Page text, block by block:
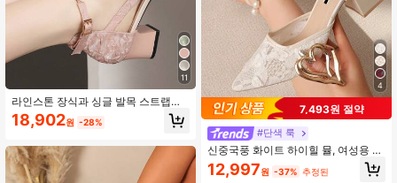
11
라인스톤 장식과 싱글 발목 스트랩이
있는 하이힐 펌프스, 우아함
18,902원 -28%
4
7,493원 절약
#단색 룩
신중국풍 화이트 하이힐 뮬, 여성용 뾰
족한 토 레이스 자수 슬립온 샌들, 우
아한, 파티 의상, 청키 힐, 여름 신발
12,997원 -37% 추정된